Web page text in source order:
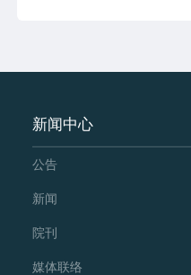
新闻中心
公告
新闻
院刊
媒体联络